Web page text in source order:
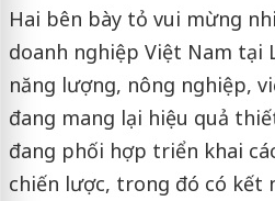
Hai bên bày tỏ vui mừng
doanh nghiệp Việt Nam tại
năng lượng, nông nghiệp,
đang mang lại hiệu quả
đang phối hợp triển khai
chiến lược, trong đó có kết